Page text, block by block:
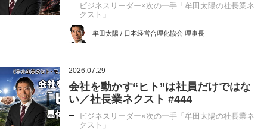
ビジネスリーダー×次の一手「牟田太陽の社長業ネ
クスト」
牟田太陽 / 日本経営合理化協会 理事長
2026.07.29
会社を動かす“ヒト”は社員だけではな
い／社長業ネクスト #444
ビジネスリーダー×次の一手「牟田太陽の社長業ネ
クスト」